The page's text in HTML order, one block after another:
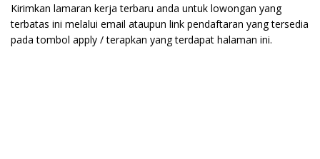
Kirimkan lamaran kerja terbaru anda untuk lowongan yang
terbatas ini melalui email ataupun link pendaftaran yang tersedia
pada tombol apply / terapkan yang terdapat halaman ini.